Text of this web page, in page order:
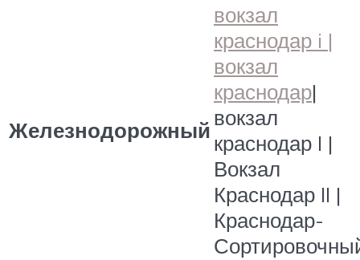
Железнодорожный
вокзал
краснодар i |
вокзал
краснодар|
вокзал
краснодар I |
Вокзал
Краснодар II |
Краснодар-